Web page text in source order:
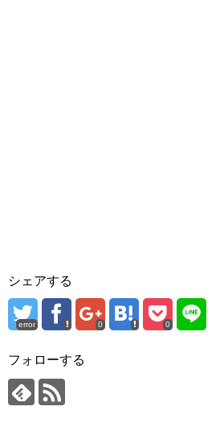
シェアする
error 0 0
フォローする